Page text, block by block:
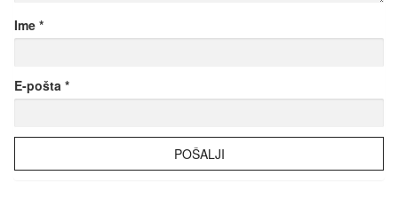
Ime *
E-pošta *